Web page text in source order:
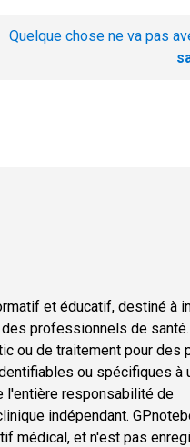
Quelque chose ne va pas
et éducatif, destiné à
professionnels de
ou de traitement pour des
ou spécifiques à
l'entière responsabilité de
indépendant.
médical, et n'est pas